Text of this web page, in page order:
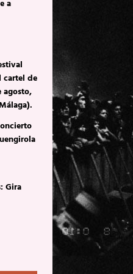
a
cartel de
agosto,
Gira